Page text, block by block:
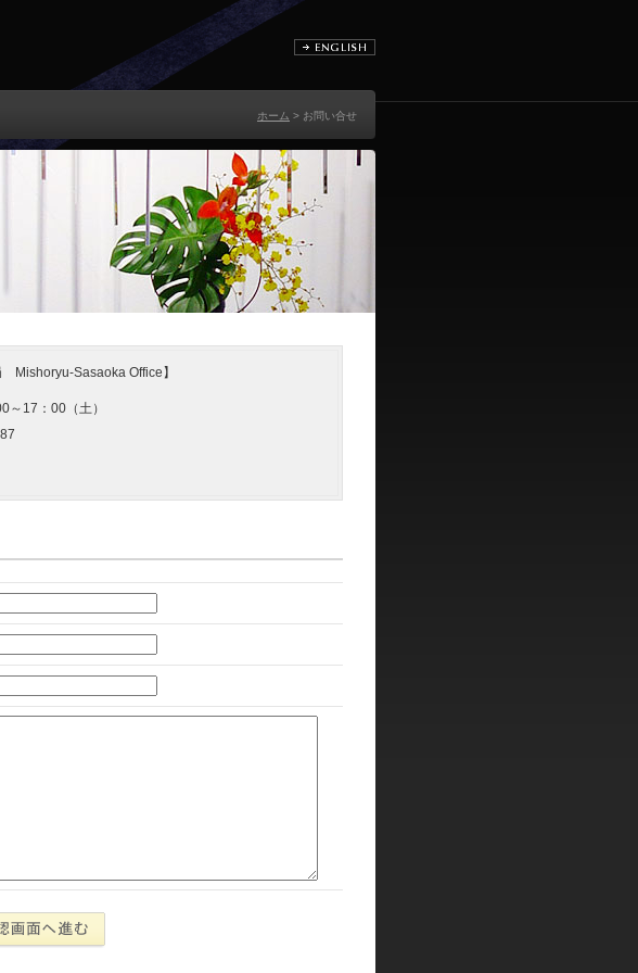
ホーム > お問い合せ
Mishoryu-Sasaoka Office】
～17：00（土）